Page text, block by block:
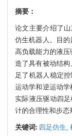
摘要：
论文主要介绍了
仿生机器人。目的
高负载能力的液
造了具有被动结
足了机器人稳定
运动学和逆运动学
实际液压驱动四
计的合理性和步态
关键词: 四足仿生,